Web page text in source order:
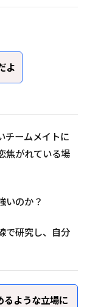
よ
チームメイトに
焦がれている場
いのか？
で研究し、自分
るような立場に